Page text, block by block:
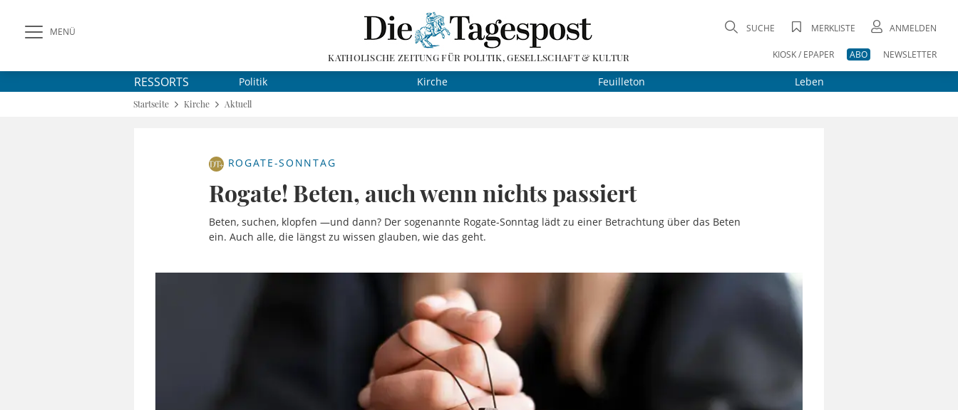
MENÜ
KATHOLISCHE ZEITUNG FÜR POLITIK, GESELLSCHAFT & KULTUR
SUCHE MERKLISTE ANMELDEN
KIOSK / EPAPER ABO NEWSLETTER
RESSORTS Politik Kirche Feuilleton Leben
Startseite Kirche Aktuell
ROGATE-SONNTAG
Rogate! Beten, auch wenn nichts passiert
Beten, suchen, klopfen —und dann? Der sogenannte Rogate-Sonntag lädt zu einer Betrachtung über das Beten
ein. Auch alle, die längst zu wissen glauben, wie das geht.